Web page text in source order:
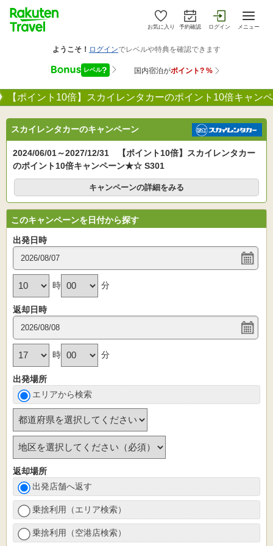
お気に入り 予約確認 ログイン メニュー
【ポイント10倍】スカイレンタカーのポイント10倍キャ
スカイレンタカーのキャンペーン
2024/06/01～2027/12/31 【ポイント10倍】スカイレンタカー
のポイント10倍キャンペーン★☆ S301
キャンペーンの詳細をみる
このキャンペーンを日付から探す
出発日時
時 分
返却日時
時 分
出発場所
エリアから検索
返却場所
出発店舗へ返す
乗捨利用（エリア検索）
乗捨利用（空港店検索）